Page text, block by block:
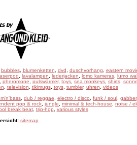
bubbles, blumenketten dvd duschvorhang eastern
lavalampen lederjacken lomo kameras lumo
pheromone pulswärmer, toys sea monkeys shirts
television tikimugs, toys, tumbler, uhren
videos
dub / reggae electro / disco funk / soul gabber,
pop & rock jungle minimal & tech-house noise /
break beat, trip-hop
various styles
sitemap